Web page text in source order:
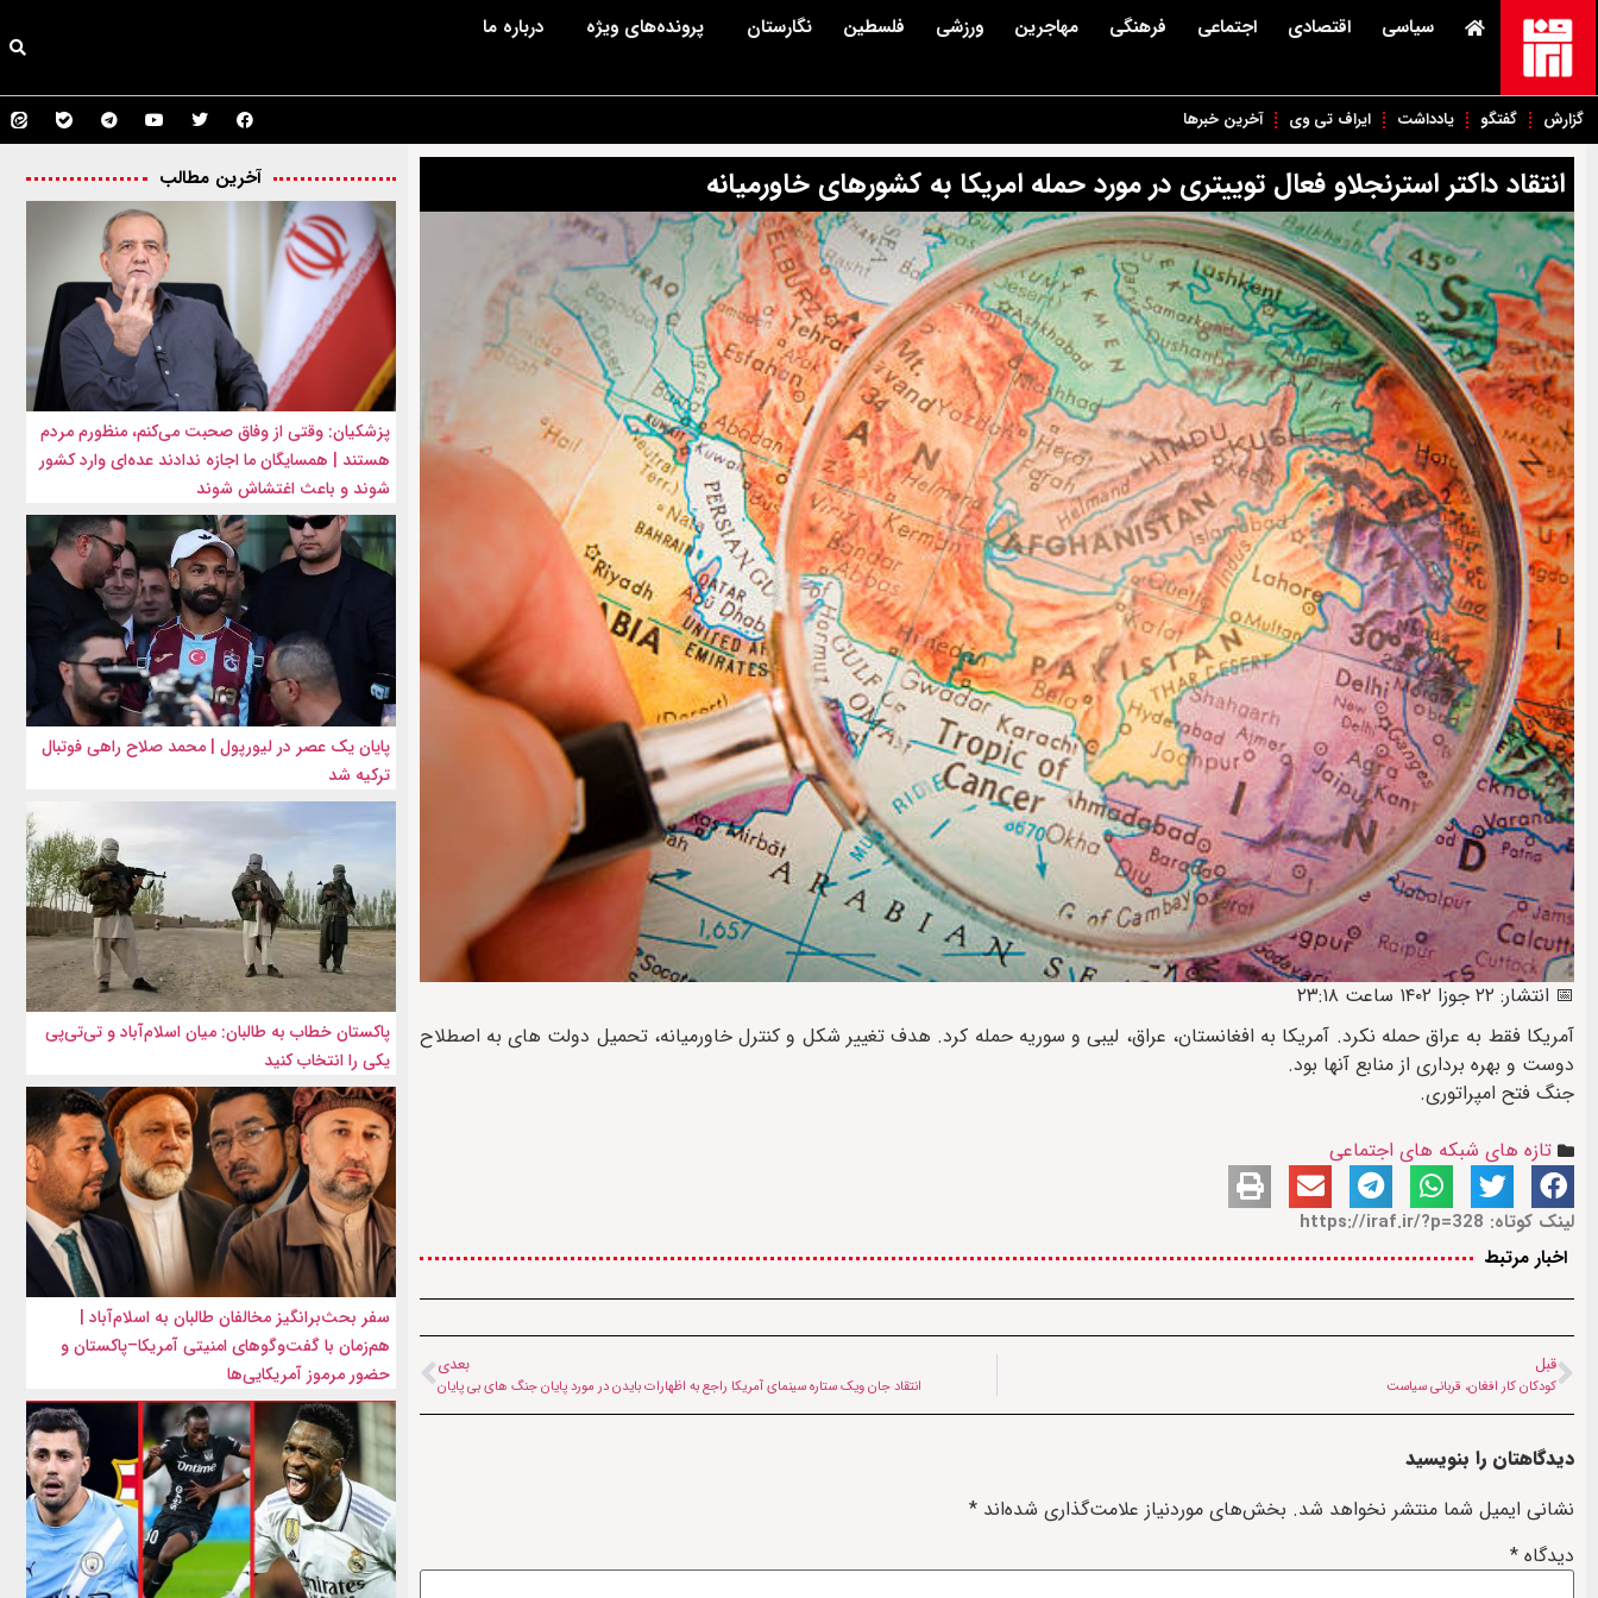
سیاسی اقتصادی اجتماعی فرهنگی مهاجرین ورزشی فلسطین نگارستان پرونده‌های ویژه درباره ما
گزارش گفتگو یادداشت ایراف تی وی آخرین خبرها
انتقاد داکتر استرنجلاو فعال توییتری در مورد حمله امریکا به کشورهای خاورمیانه
📅 انتشار: ۲۲ جوزا ۱۴۰۲ ساعت ۲۳:۱۸
آمریکا فقط به عراق حمله نکرد. آمریکا به افغانستان، عراق، لیبی و سوریه حمله کرد. هدف تغییر شکل و کنترل خاورمیانه، تحمیل دولت های به اصطلاح
دوست و بهره برداری از منابع آنها بود.
جنگ فتح امپراتوری.
تازه های شبکه های اجتماعی
لینک کوتاه: https://iraf.ir/?p=328
اخبار مرتبط
قبل
کودکان کار افغان، قربانی سیاست
بعدی
انتقاد جان ویک ستاره سینمای آمریکا راجع به اظهارات بایدن در مورد پایان جنگ های بی پایان
دیدگاهتان را بنویسید
نشانی ایمیل شما منتشر نخواهد شد. بخش‌های موردنیاز علامت‌گذاری شده‌اند *
دیدگاه *
آخرین مطالب
پزشکیان: وقتی از وفاق صحبت می‌کنم، منظورم مردم
هستند | همسایگان ما اجازه ندادند عده‌ای وارد کشور
شوند و باعث اغتشاش شوند
پایان یک عصر در لیورپول | محمد صلاح راهی فوتبال
ترکیه شد
پاکستان خطاب به طالبان: میان اسلام‌آباد و تی‌تی‌پی
یکی را انتخاب کنید
سفر بحث‌برانگیز مخالفان طالبان به اسلام‌آباد |
هم‌زمان با گفت‌وگوهای امنیتی آمریکا–پاکستان و
حضور مرموز آمریکایی‌ها